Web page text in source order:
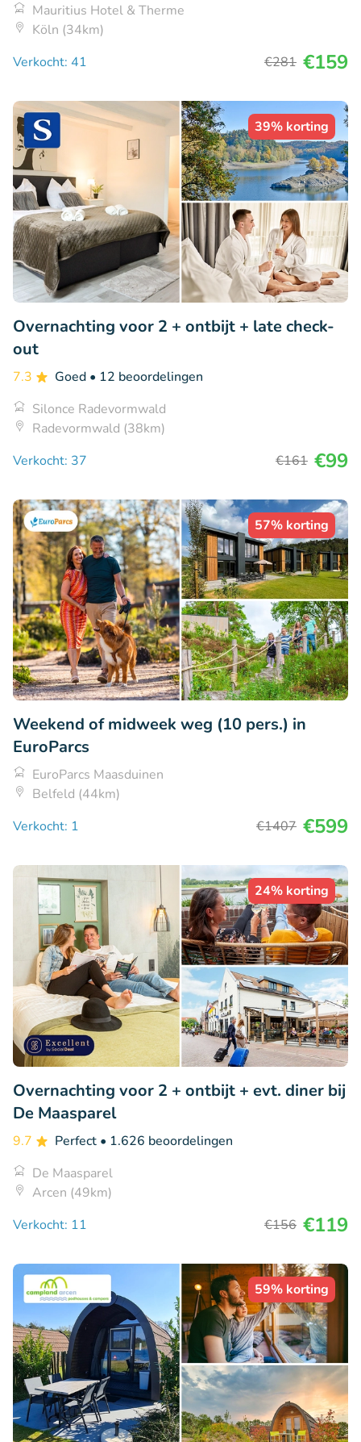
Mauritius Hotel & Therme
Köln (34km)
Verkocht: 41
€281 €159
39% korting
Overnachting voor 2 + ontbijt + late check-
out
7.3 Goed • 12 beoordelingen
Silonce Radevormwald
Radevormwald (38km)
Verkocht: 37
€161 €99
57% korting
Weekend of midweek weg (10 pers.) in
EuroParcs
EuroParcs Maasduinen
Belfeld (44km)
Verkocht: 1
€1407 €599
24% korting
Overnachting voor 2 + ontbijt + evt. diner bij
De Maasparel
9.7 Perfect • 1.626 beoordelingen
De Maasparel
Arcen (49km)
Verkocht: 11
€156 €119
59% korting